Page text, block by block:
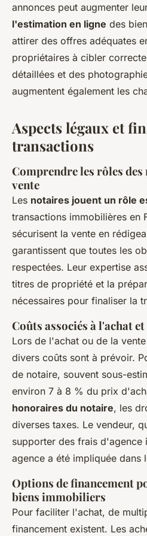
annonces peut augmenter
l'estimation en ligne des
attirer des offres adéquates
propriétaires à cibler
détaillées et des
augmentent également les
Aspects légaux et
transactions
Comprendre les rôles
vente
Les notaires jouent un rôle
transactions immobilières en
sécurisent la vente en
garantissent que toutes les
respectées. Leur expertise
titres de propriété et la
nécessaires pour finaliser la
Coûts associés à l'achat
Lors de l'achat ou de la
divers coûts sont à prévoir.
de notaire, souvent sous-
environ 7 à 8 % du prix
honoraires du notaire, les
diverses taxes. Le vendeur,
supporter des frais d'agence
agence a été impliquée dans
Options de financement
biens immobiliers
Pour faciliter l'achat, de
financement existent. Les